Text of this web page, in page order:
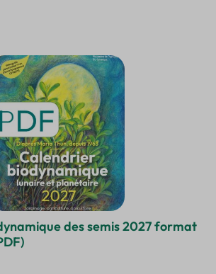
des semis 2027 format